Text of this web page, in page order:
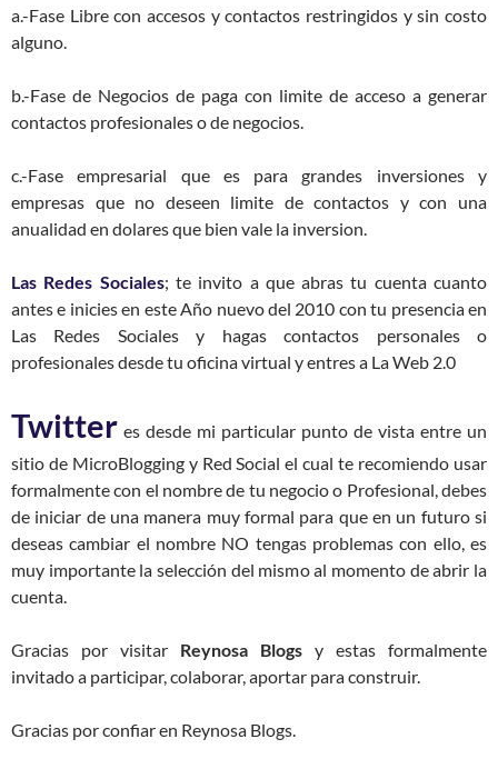
a.-Fase Libre con accesos y contactos restringidos y sin costo
alguno.
b.-Fase de Negocios de paga con limite de acceso a generar
contactos profesionales o de negocios.
c.-Fase empresarial que es para grandes inversiones y
empresas que no deseen limite de contactos y con una
anualidad en dolares que bien vale la inversion.
Las Redes Sociales; te invito a que abras tu cuenta cuanto
antes e inicies en este Año nuevo del 2010 con tu presencia en
Las Redes Sociales y hagas contactos personales o
profesionales desde tu oficina virtual y entres a La Web 2.0
Twitter es desde mi particular punto de vista entre un
sitio de MicroBlogging y Red Social el cual te recomiendo usar
formalmente con el nombre de tu negocio o Profesional, debes
de iniciar de una manera muy formal para que en un futuro si
deseas cambiar el nombre NO tengas problemas con ello, es
muy importante la selección del mismo al momento de abrir la
cuenta.
Gracias por visitar Reynosa Blogs y estas formalmente
invitado a participar, colaborar, aportar para construir.
Gracias por confiar en Reynosa Blogs.